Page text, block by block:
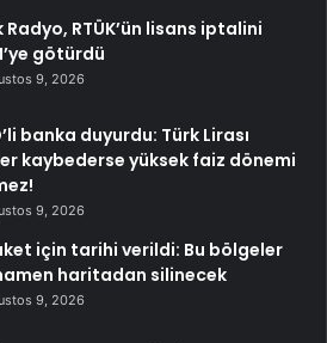
Radyo, RTÜK’ün lisans iptalini
götürdü
9, 2026
banka duyurdu: Türk Lirası
kaybederse yüksek faiz dönemi
9, 2026
için tarihi verildi: Bu bölgeler
haritadan silinecek
9, 2026